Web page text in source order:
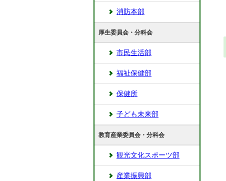
消防本部
厚生委員会・分科会
市民生活部
福祉保健部
保健所
子ども未来部
教育産業委員会・分科会
観光文化スポーツ部
産業振興部